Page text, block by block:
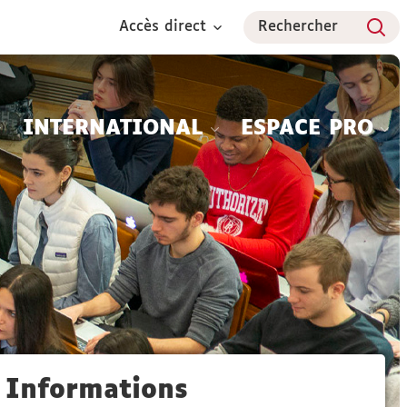
Accès direct Rechercher
INTERNATIONAL ESPACE PRO
Informations